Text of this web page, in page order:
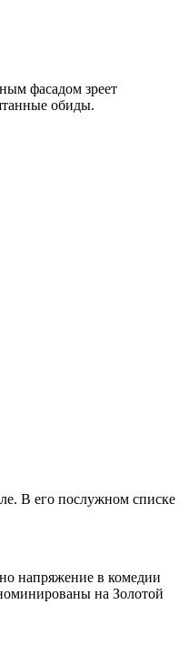
фасадом зреет
обиды.
В его послужном списке
напряжение в комедии
на Золотой